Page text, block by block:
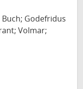
Godefridus
Volmar;